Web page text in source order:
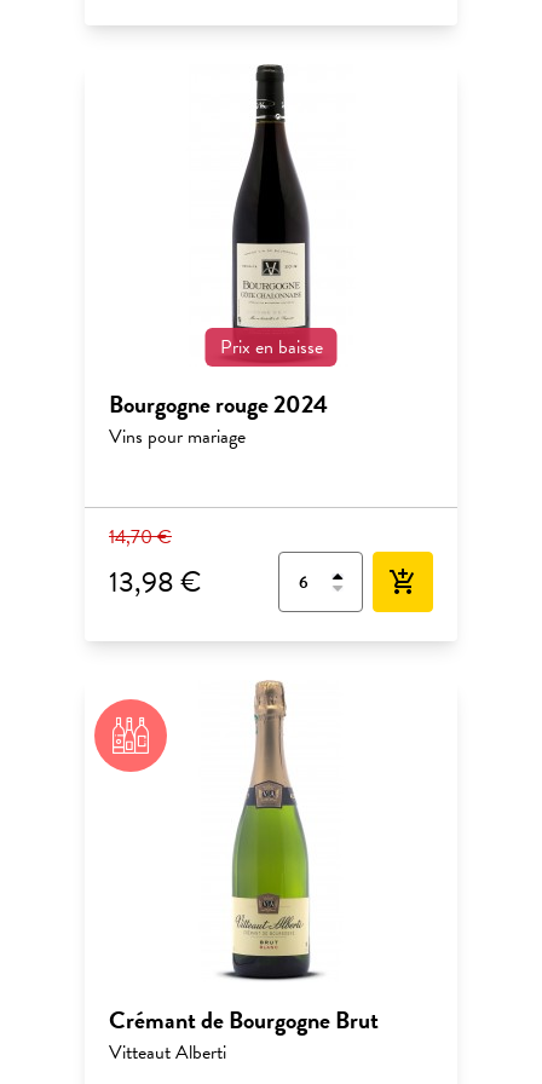
Prix en baisse
Bourgogne rouge 2024
Vins pour mariage
14,70 €
13,98 € add_shopping_cart
Crémant de Bourgogne Brut
Vitteaut Alberti